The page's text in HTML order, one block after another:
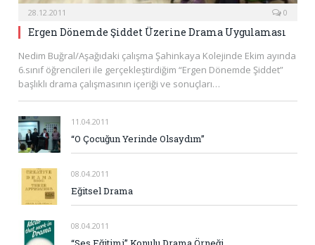
28.12.2011 0
Ergen Dönemde Şiddet Üzerine Drama Uygulaması
Nedim Buğral/Aşağıdaki çalışma Şahinkaya Kolejinde Ekim ayında
6.sınıf öğrencileri ile gerçekleştirdiğim “Ergen Dönemde Şiddet”
başlıklı drama çalışmasının içeriği ve sonuçları…
11.04.2011
“O Çocuğun Yerinde Olsaydım”
08.04.2011
Eğitsel Drama
08.04.2011